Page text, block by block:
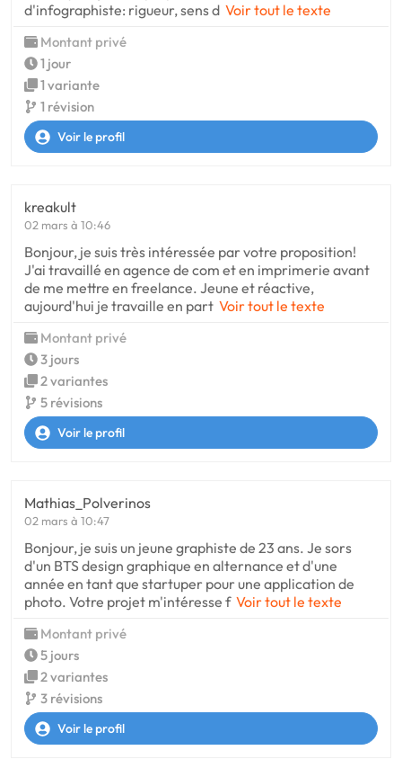
d'infographiste: rigueur, sens d Voir tout le texte
Montant privé
1 jour
1 variante
1 révision
Voir le profil
kreakult
02 mars à 10:46
Bonjour, je suis très intéressée par votre proposition!
J'ai travaillé en agence de com et en imprimerie avant
de me mettre en freelance. Jeune et réactive,
aujourd'hui je travaille en part Voir tout le texte
Montant privé
3 jours
2 variantes
5 révisions
Voir le profil
Mathias_Polverinos
02 mars à 10:47
Bonjour, je suis un jeune graphiste de 23 ans. Je sors
d'un BTS design graphique en alternance et d'une
année en tant que startuper pour une application de
photo. Votre projet m'intéresse f Voir tout le texte
Montant privé
5 jours
2 variantes
3 révisions
Voir le profil